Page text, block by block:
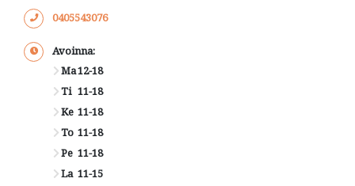
0405543076
Avoinna:
Ma12-18
Ti 11-18
Ke 11-18
To 11-18
Pe 11-18
La 11-15